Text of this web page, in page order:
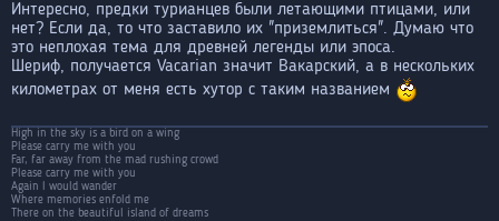
Интересно, предки турианцев были летающими птицами, или
нет? Если да, то что заставило их "приземлиться". Думаю что
это неплохая тема для древней легенды или эпоса.
Шериф, получается Vacarian значит Вакарский, а в нескольких
километрах от меня есть хутор с таким названием
High in the sky is a bird on a wing
Please carry me with you
Far, far away from the mad rushing crowd
Please carry me with you
Again I would wander
Where memories enfold me
There on the beautiful island of dreams